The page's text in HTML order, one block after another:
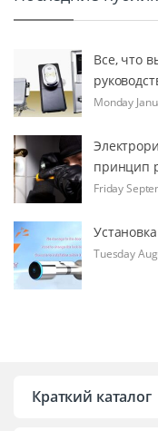
Все, что
Monday
принцип
Friday
Tuesday
Краткий каталог